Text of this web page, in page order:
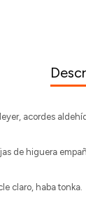
acordes
de higuera
claro, haba tonka.